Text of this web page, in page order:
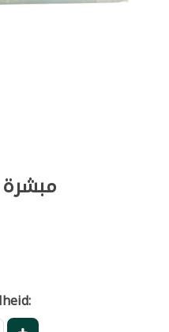
مبشرة 1 قطعة